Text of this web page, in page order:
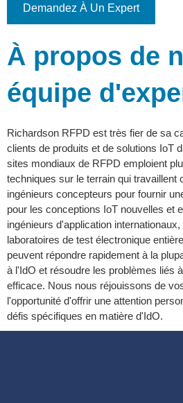
Demandez À Un Expert
À propos de
équipe
Richardson RFPD est très fier de sa
clients de produits et de solutions IoT
sites mondiaux de RFPD emploient
techniques sur le terrain qui travaillent
ingénieurs concepteurs pour fournir
pour les conceptions IoT nouvelles et
ingénieurs d'application
laboratoires de test électronique
peuvent répondre rapidement à la
à l'IdO et résoudre les problèmes liés
efficace. Nous nous réjouissons de
l'opportunité d'offrir une attention
défis spécifiques en matière d'IdO.